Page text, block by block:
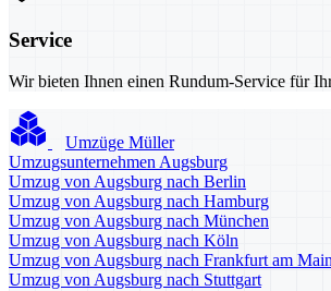
Service
Wir bieten Ihnen einen Rundum-Service für
Umzüge Müller
Umzugsunternehmen Augsburg
Umzug von Augsburg nach Berlin
Umzug von Augsburg nach Hamburg
Umzug von Augsburg nach München
Umzug von Augsburg nach Köln
Umzug von Augsburg nach Frankfurt am Main
Umzug von Augsburg nach Stuttgart